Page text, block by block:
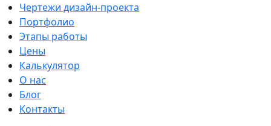
Чертежи дизайн-проекта
Портфолио
Этапы работы
Цены
Калькулятор
О нас
Блог
Контакты